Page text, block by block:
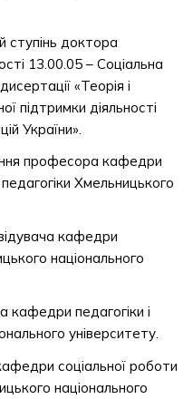
ступінь доктора
13.00.05 – Соціальна
«Теорія і
підтримки діяльності
України».
професора кафедри
Хмельницького
кафедри
національного
кафедри педагогіки і
університету.
соціальної роботи
національного